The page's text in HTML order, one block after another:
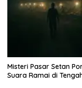
Misteri Pasar Setan
Suara Ramai di